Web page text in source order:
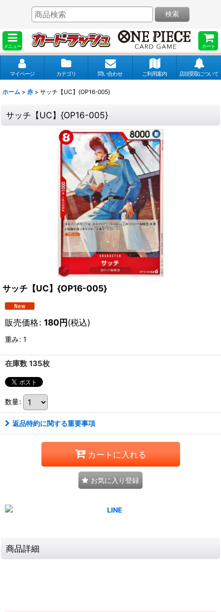
メニュー カート
検索
マイページ カテゴリ 問い合わせ ご利用案内 店頭受取について
ホーム > 赤 > サッチ【UC】{OP16-005}
サッチ【UC】{OP16-005}
サッチ【UC】{OP16-005}
販売価格: 180円(税込)
重み: 1
在庫数 135枚
数量:
返品特約に関する重要事項
カートに入れる
お気に入り登録
商品詳細